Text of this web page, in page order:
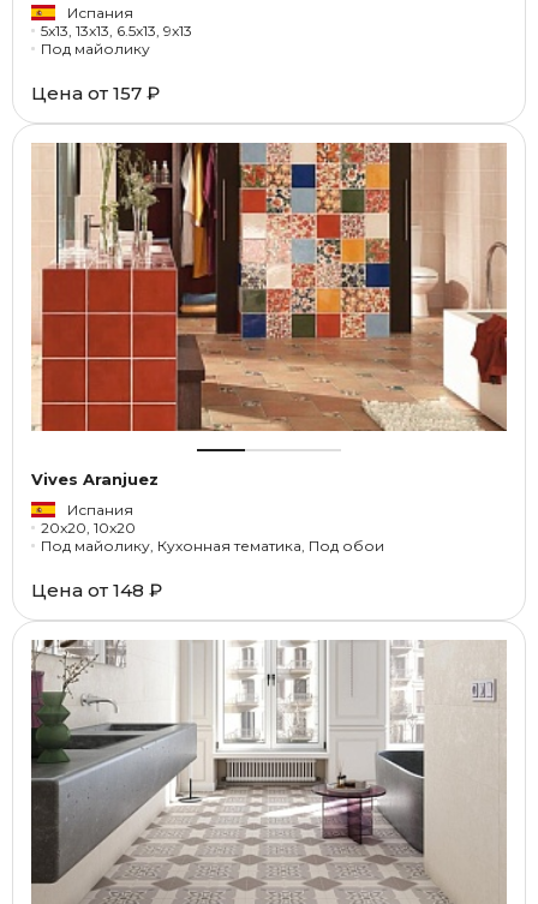
Испания
5x13, 13x13, 6.5x13, 9x13
Под майолику
Цена от 157 ₽
Vives Aranjuez
Испания
20x20, 10x20
Под майолику, Кухонная тематика, Под обои
Цена от 148 ₽